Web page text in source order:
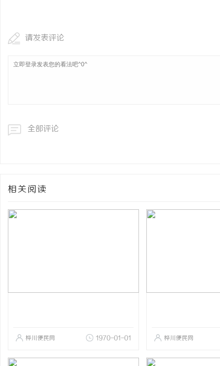
请发表评论
全部评论
相关阅读
桦川便民网 1970-01-01 桦川便民网
攻略